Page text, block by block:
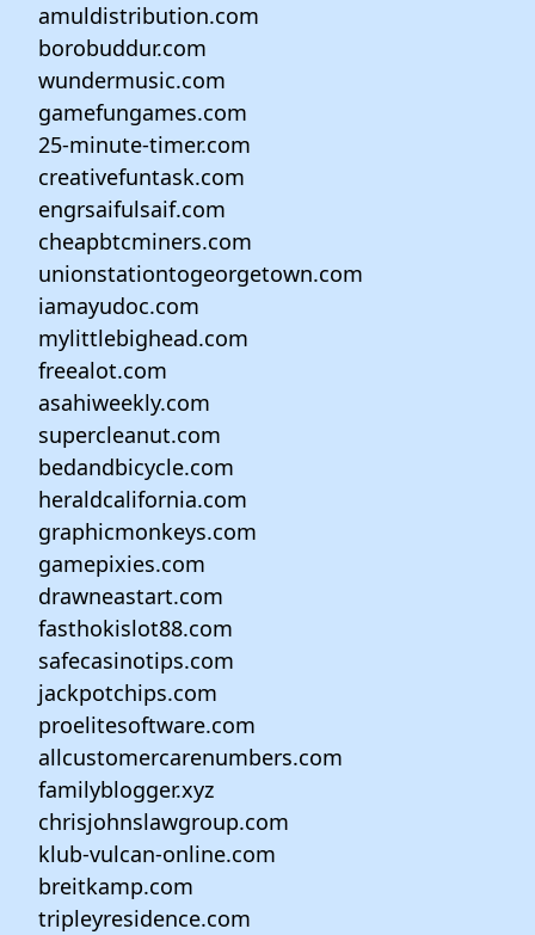
amuldistribution.com
borobuddur.com
wundermusic.com
gamefungames.com
25-minute-timer.com
creativefuntask.com
engrsaifulsaif.com
cheapbtcminers.com
unionstationtogeorgetown.com
iamayudoc.com
mylittlebighead.com
freealot.com
asahiweekly.com
supercleanut.com
bedandbicycle.com
heraldcalifornia.com
graphicmonkeys.com
gamepixies.com
drawneastart.com
fasthokislot88.com
safecasinotips.com
jackpotchips.com
proelitesoftware.com
allcustomercarenumbers.com
familyblogger.xyz
chrisjohnslawgroup.com
klub-vulcan-online.com
breitkamp.com
tripleyresidence.com